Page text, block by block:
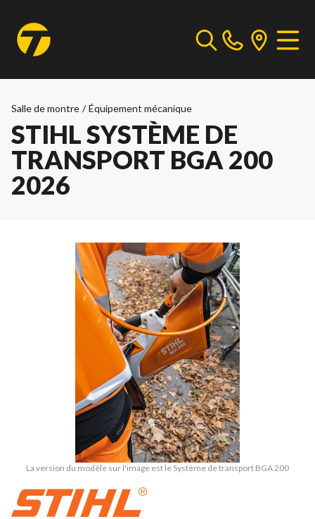
Salle de montre / Équipement mécanique
STIHL SYSTÈME DE
TRANSPORT BGA 200
2026
La version du modèle sur l'image est le Système de transport BGA 200